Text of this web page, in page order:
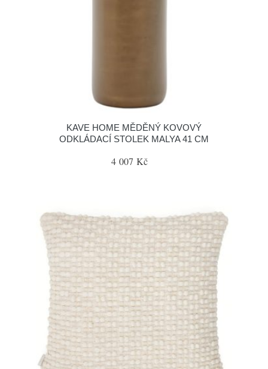
KAVE HOME MĚDĚNÝ KOVOVÝ
ODKLÁDACÍ STOLEK MALYA 41 CM
4 007 Kč